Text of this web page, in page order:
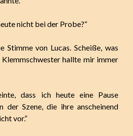
nicht bei der Probe?“
Stimme von Lucas. Scheiße, was
hallte mir immer
dass ich heute eine Pause
der Szene, die ihre anscheinend
vor.“